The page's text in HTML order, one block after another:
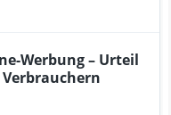
Werbung – Urteil